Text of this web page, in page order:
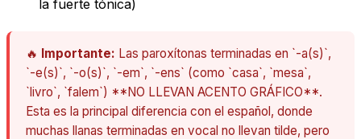
la fuerte tónica)
🔥 Importante: Las paroxítonas terminadas en `-a(s)`,
`-e(s)`, `-o(s)`, `-em`, `-ens` (como `casa`, `mesa`,
`livro`, `falem`) **NO LLEVAN ACENTO GRÁFICO**.
Esta es la principal diferencia con el español, donde
muchas llanas terminadas en vocal no llevan tilde, pero